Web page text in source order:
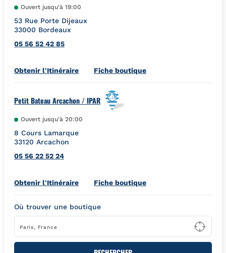
Ouvert jusqu'à 19:00
53 Rue Porte Dijeaux
33000 Bordeaux
05 56 52 42 85
Obtenir l'ItinéraireLink Opens in New Tab
Fiche boutique
Petit Bateau Arcachon / IPAR
Ouvert jusqu'à 20:00
8 Cours Lamarque
33120 Arcachon
05 56 22 52 24
Obtenir l'ItinéraireLink Opens in New Tab
Fiche boutique
Où trouver une boutique